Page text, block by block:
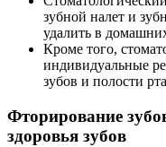
зубной налет и
удалить в
Кроме того,
индивидуальные
зубов и полости
Фторирование
здоровья зубов